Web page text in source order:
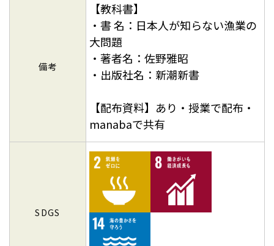
備考
【教科書】
・書 名：日本人が知らない漁業の
大問題
・著者名：佐野雅昭
・出版社名：新潮新書
【配布資料】あり・授業で配布・
manabaで共有
SDGS